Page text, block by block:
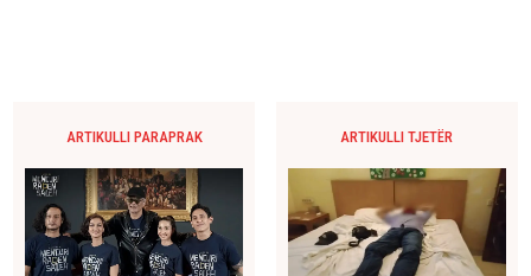
ARTIKULLI PARAPRAK ARTIKULLI TJETËR